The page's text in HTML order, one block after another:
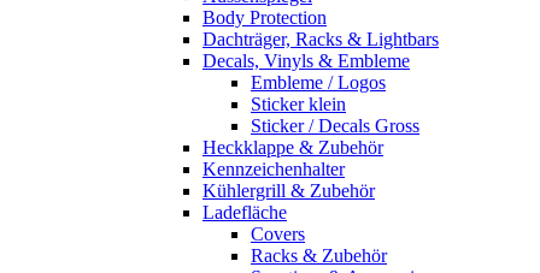
Body Protection
Dachträger, Racks & Lightbars
Decals, Vinyls & Embleme
Embleme / Logos
Sticker klein
Sticker / Decals Gross
Heckklappe & Zubehör
Kennzeichenhalter
Kühlergrill & Zubehör
Ladefläche
Covers
Racks & Zubehör